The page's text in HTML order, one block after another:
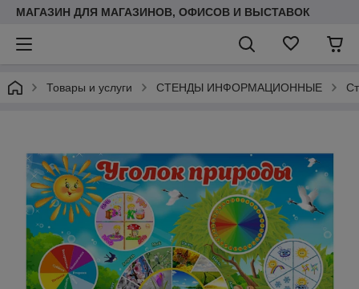
МАГАЗИН ДЛЯ МАГАЗИНОВ, ОФИСОВ И ВЫСТАВОК
Товары и услуги СТЕНДЫ ИНФОРМАЦИОННЫЕ